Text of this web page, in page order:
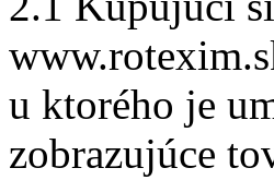
u ktorého je
zobrazujúce